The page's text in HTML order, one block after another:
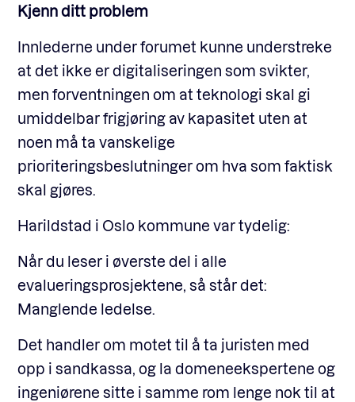
Kjenn ditt problem
Innlederne under forumet kunne understreke
at det ikke er digitaliseringen som svikter,
men forventningen om at teknologi skal gi
umiddelbar frigjøring av kapasitet uten at
noen må ta vanskelige
prioriteringsbeslutninger om hva som faktisk
skal gjøres.
Harildstad i Oslo kommune var tydelig:
Når du leser i øverste del i alle
evalueringsprosjektene, så står det:
Manglende ledelse.
Det handler om motet til å ta juristen med
opp i sandkassa, og la domeneekspertene og
ingeniørene sitte i samme rom lenge nok til at